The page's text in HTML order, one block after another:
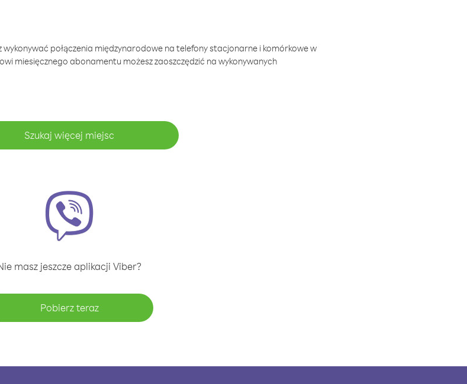
połączenia międzynarodowe na telefony stacjonarne i komórkowe w
miesięcznego abonamentu możesz zaoszczędzić na wykonywanych
Szukaj więcej miejsc
masz jeszcze aplikacji Viber?
Pobierz teraz